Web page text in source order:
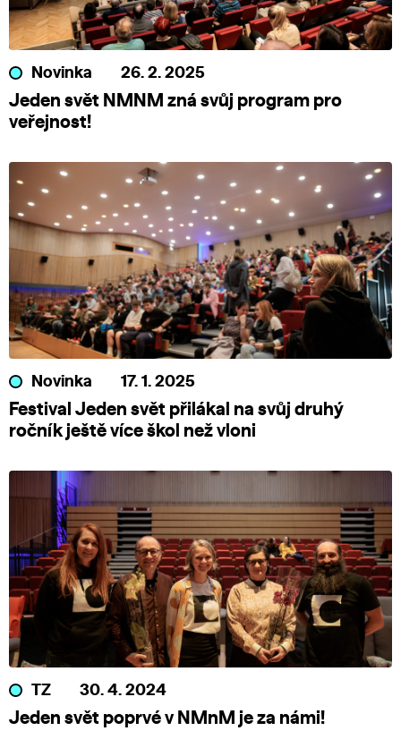
Novinka 26. 2. 2025
Jeden svět NMNM zná svůj program pro
veřejnost!
Novinka 17. 1. 2025
Festival Jeden svět přilákal na svůj druhý
ročník ještě více škol než vloni
TZ 30. 4. 2024
Jeden svět poprvé v NMnM je za námi!